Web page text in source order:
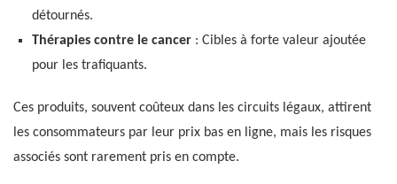
détournés.
Thérapies contre le cancer: Cibles à forte valeur ajoutée
pour les trafiquants.
Ces produits, souvent coûteux dans les circuits légaux, attirent
les consommateurs par leur prix bas en ligne, mais les risques
associés sont rarement pris en compte.